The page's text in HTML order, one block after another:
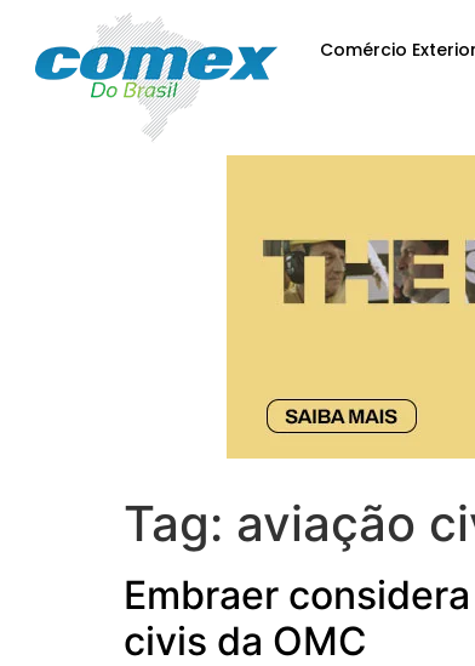
Comércio Exterior
Tag: aviação
Embraer
civis da OMC